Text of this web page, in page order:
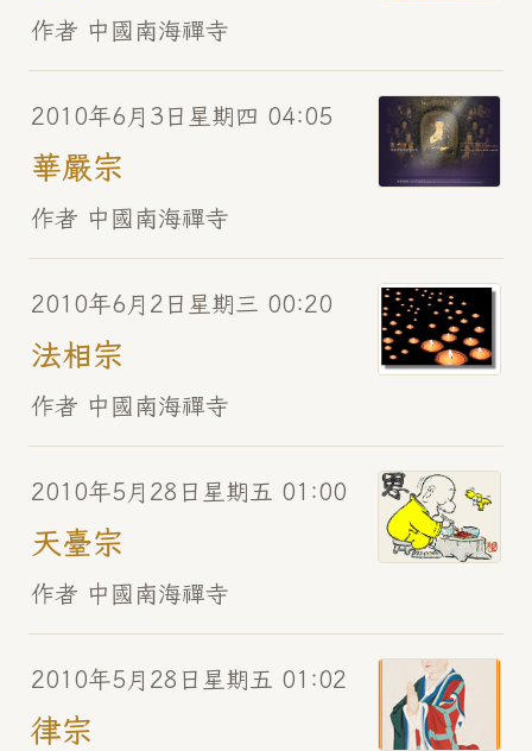
作者 中國南海禪寺
2010年6月3日星期四 04:05
華嚴宗
作者 中國南海禪寺
2010年6月2日星期三 00:20
法相宗
作者 中國南海禪寺
2010年5月28日星期五 01:00
天臺宗
作者 中國南海禪寺
2010年5月28日星期五 01:02
律宗